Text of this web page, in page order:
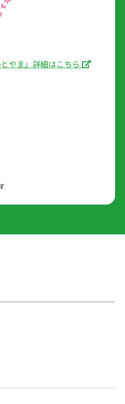
やま」詳細はこちら